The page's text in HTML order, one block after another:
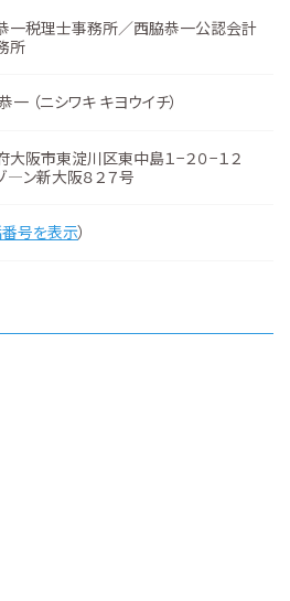
一税理士事務所／西脇恭一公認会計
所
一 （ニシワキ キヨウイチ）
大阪市東淀川区東中島１−２０−１２
―ン新大阪８２７号
号を表示）